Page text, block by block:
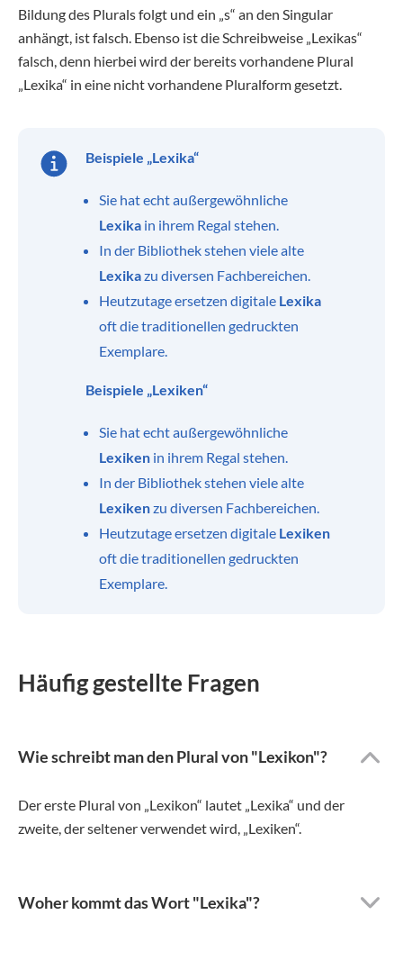
Bildung des Plurals folgt und ein „s“ an den Singular
anhängt, ist falsch. Ebenso ist die Schreibweise „Lexikas“
falsch, denn hierbei wird der bereits vorhandene Plural
„Lexika“ in eine nicht vorhandene Pluralform gesetzt.
Beispiele „Lexika“
Sie hat echt außergewöhnliche
Lexika in ihrem Regal stehen.
In der Bibliothek stehen viele alte
Lexikazu diversen Fachbereichen.
Heutzutage ersetzen digitale Lexika
oft die traditionellen gedruckten
Exemplare.
Beispiele „Lexiken“
Sie hat echt außergewöhnliche
Lexiken in ihrem Regal stehen.
In der Bibliothek stehen viele alte
Lexikenzu diversen Fachbereichen.
Heutzutage ersetzen digitale Lexiken
oft die traditionellen gedruckten
Exemplare.
Häufig gestellte Fragen
Wie schreibt man den Plural von "Lexikon"?
Der erste Plural von „Lexikon“ lautet „Lexika“ und der
zweite, der seltener verwendet wird, „Lexiken“.
Woher kommt das Wort "Lexika"?